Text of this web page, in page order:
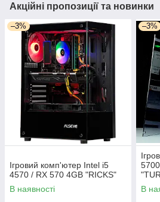
Акційні пропозиції та новинки
–3%
Ігровий комп'ютер Intel i5
4570 / RX 570 4GB "RICKS"
В наявності
–3%
В